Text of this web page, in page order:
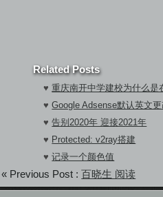
Related Posts
♥重庆南开中学建校为什么是
♥Google Adsense默认英文
♥告别2020年 迎接2021年
♥ Protected: v2ray搭建
♥记录一个颜色值
« Previous Post :百晓生 阅读